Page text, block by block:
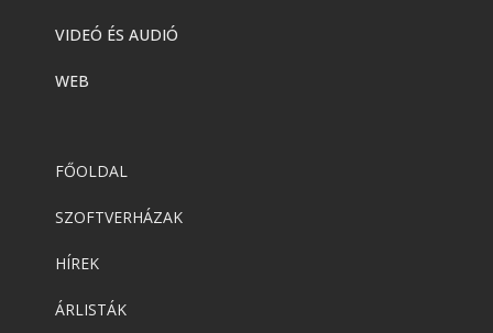
VIDEÓ ÉS AUDIÓ
WEB
FŐOLDAL
SZOFTVERHÁZAK
HÍREK
ÁRLISTÁK